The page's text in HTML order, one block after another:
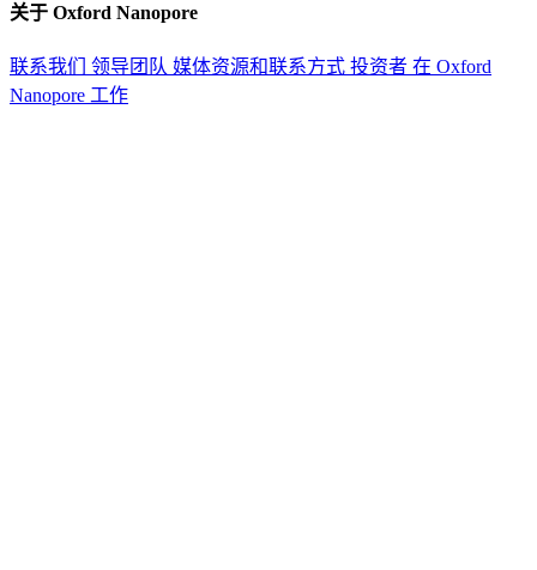
关于 Oxford Nanopore
联系我们 领导团队 媒体资源和联系方式 投资者 在 Oxford
Nanopore 工作